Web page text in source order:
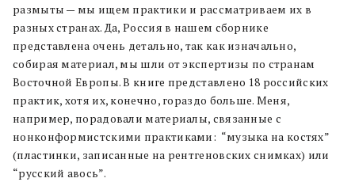
размыты — мы ищем практики и рассматриваем их в
разных странах. Да, Россия в нашем сборнике
представлена очень детально, так как изначально,
собирая материал, мы шли от экспертизы по странам
Восточной Европы. В книге представлено 18 российских
практик, хотя их, конечно, гораздо больше. Меня,
например, порадовали материалы, связанные с
нонконформистскими практиками: “музыка на костях”
(пластинки, записанные на рентгеновских снимках) или
“русский авось”.